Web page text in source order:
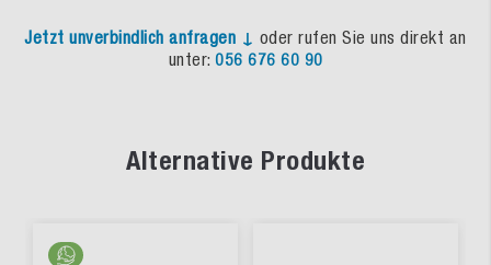
Jetzt unverbindlich anfragen ↓ oder rufen Sie uns direkt an
unter: 056 676 60 90
Alternative Produkte